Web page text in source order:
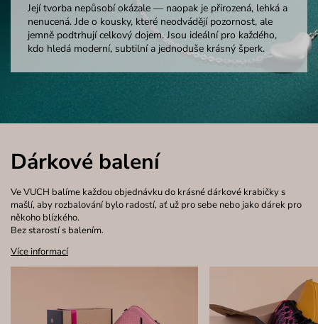
Její tvorba nepůsobí okázale — naopak je přirozená, lehká a
nenucená. Jde o kousky, které neodvádějí pozornost, ale
jemně podtrhují celkový dojem. Jsou ideální pro každého,
kdo hledá moderní, subtilní a jednoduše krásný šperk.
Dárkové balení
Ve VUCH balíme každou objednávku do krásné dárkové krabičky s
mašlí, aby rozbalování bylo radostí, ať už pro sebe nebo jako dárek pro
někoho blízkého.
Bez starostí s balením.
Více informací